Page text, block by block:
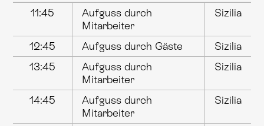
11:45
Aufguss durch
Mitarbeiter
Sizilia
12:45 Aufguss durch Gäste
Sizilia
13:45
Aufguss durch
Mitarbeiter
Sizilia
14:45
Aufguss durch
Mitarbeiter
Sizilia